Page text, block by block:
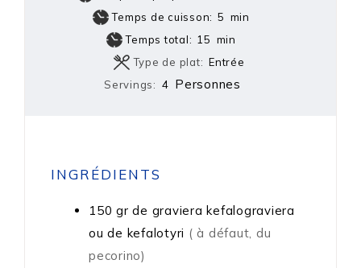
Temps de cuisson: 5 min
Temps total: 15 min
Type de plat: Entrée
Servings: 4 Personnes
INGRÉDIENTS
150 gr de graviera kefalograviera
ou de kefalotyri ( à défaut, du
pecorino)